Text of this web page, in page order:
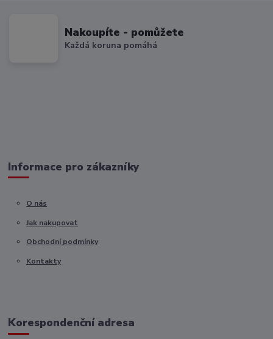
Nakoupíte - pomůžete
Každá koruna pomáhá
Informace pro zákazníky
O nás
Jak nakupovat
Obchodní podmínky
Kontakty
Korespondenční adresa